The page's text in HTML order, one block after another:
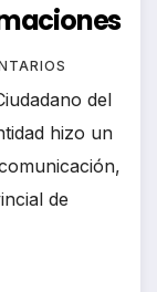
del
hizo un
de